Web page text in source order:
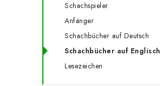
Schachspieler
Anfänger
Schachbücher auf Deutsch
Schachbücher auf Englisch
Lesezeichen